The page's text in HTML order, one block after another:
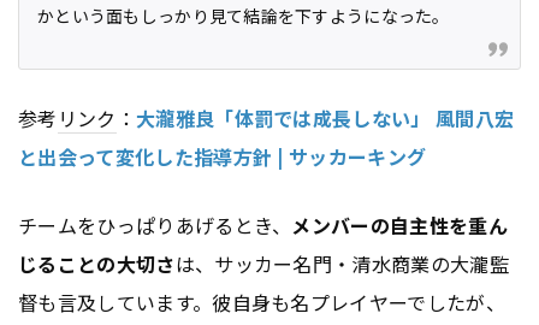
かという面もしっかり見て結論を下すようになった。
参考 リンク ： 大瀧雅良「体罰では成長しない」 風間八宏
と出会って変化した指導方針 | サッカーキング
チームをひっぱりあげるとき、 メンバーの自主性を重ん
じることの大切さは、サッカー名門・清水商業の大瀧監
督も言及しています。彼自身も名プレイヤーでしたが、